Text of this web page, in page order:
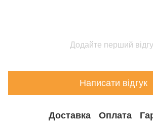
Додайте перший
Написати відгук
Доставка Оплата